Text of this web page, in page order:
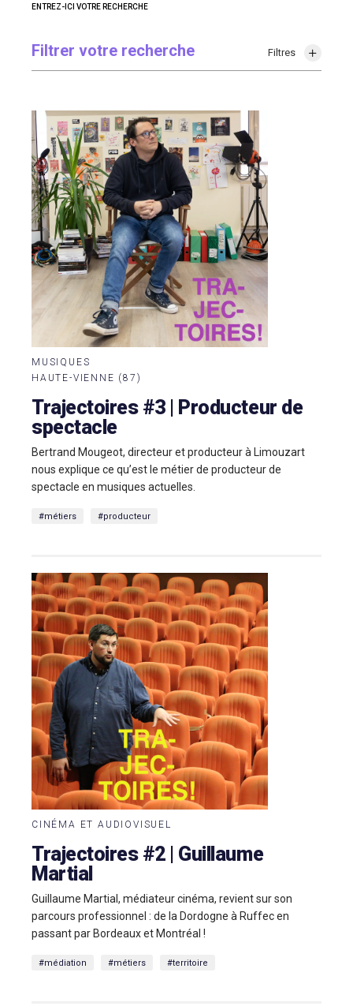
ENTREZ-ICI VOTRE RECHERCHE
Filtrer votre recherche Filtres
MUSIQUES
HAUTE-VIENNE (87)
Trajectoires #3 | Producteur de
spectacle
Bertrand Mougeot, directeur et producteur à Limouzart
nous explique ce qu’est le métier de producteur de
spectacle en musiques actuelles.
#métiers #producteur
CINÉMA ET AUDIOVISUEL
Trajectoires #2 | Guillaume
Martial
Guillaume Martial, médiateur cinéma, revient sur son
parcours professionnel : de la Dordogne à Ruffec en
passant par Bordeaux et Montréal !
#médiation #métiers #territoire